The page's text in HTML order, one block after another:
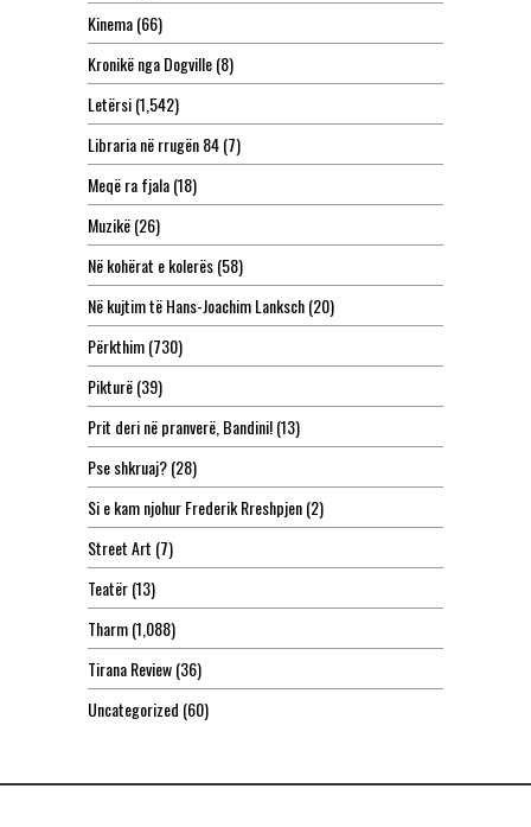
Kinema(66)
Kronikë nga Dogville(8)
Letërsi(1,542)
Libraria në rrugën 84(7)
Meqë ra fjala(18)
Muzikë(26)
Në kohërat e kolerës(58)
Në kujtim të Hans-Joachim Lanksch(20)
Përkthim(730)
Pikturë(39)
Prit deri në pranverë, Bandini!(13)
Pse shkruaj?(28)
Si e kam njohur Frederik Rreshpjen(2)
Street Art (7)
Teatër(13)
Tharm(1,088)
Tirana Review(36)
Uncategorized (60)